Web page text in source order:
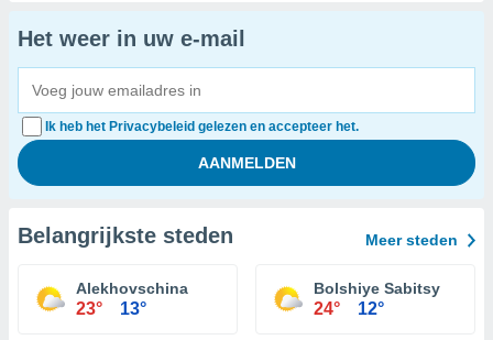
Het weer in uw e-mail
Ik heb het Privacybeleid gelezen en accepteer het.
Belangrijkste steden Meer steden
Alekhovschina
23° 13°
Bolshiye Sabitsy
24° 12°